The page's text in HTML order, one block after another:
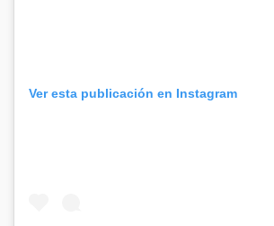
Ver esta publicación en Instagram